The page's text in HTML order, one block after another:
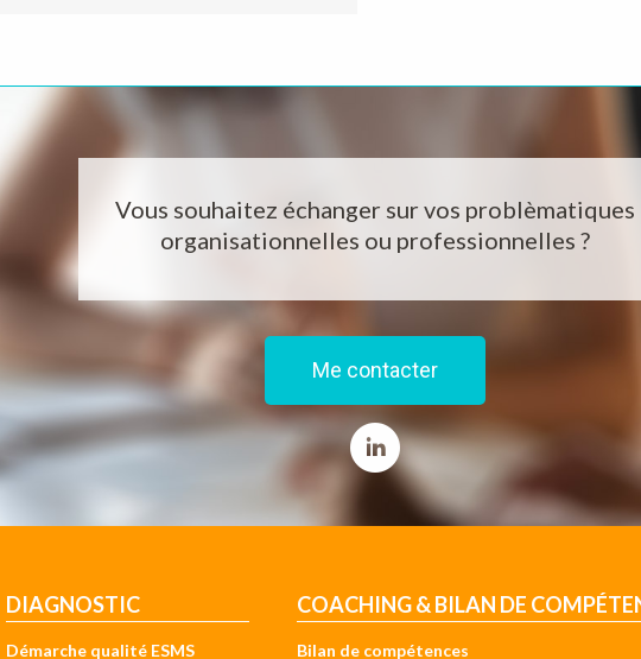
Vous souhaitez échanger sur vos problèmatiques
organisationnelles ou professionnelles ?
Me contacter
DIAGNOSTIC
Démarche qualité ESMS
COACHING & BILAN DE
Bilan de compétences